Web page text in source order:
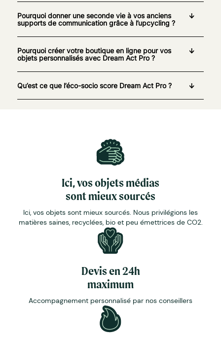
Pourquoi donner une seconde vie à vos anciens
supports de communication grâce à l’upcycling ?
Pourquoi créer votre boutique en ligne pour vos
objets personnalisés avec Dream Act Pro ?
Qu’est ce que l’éco-socio score Dream Act Pro ?
Ici, vos objets médias
sont mieux sourcés
Ici, vos objets sont mieux sourcés. Nous privilégions les
matières saines, recyclées, bio et peu émettrices de CO2.
Devis en 24h
maximum
Accompagnement personnalisé par nos conseillers